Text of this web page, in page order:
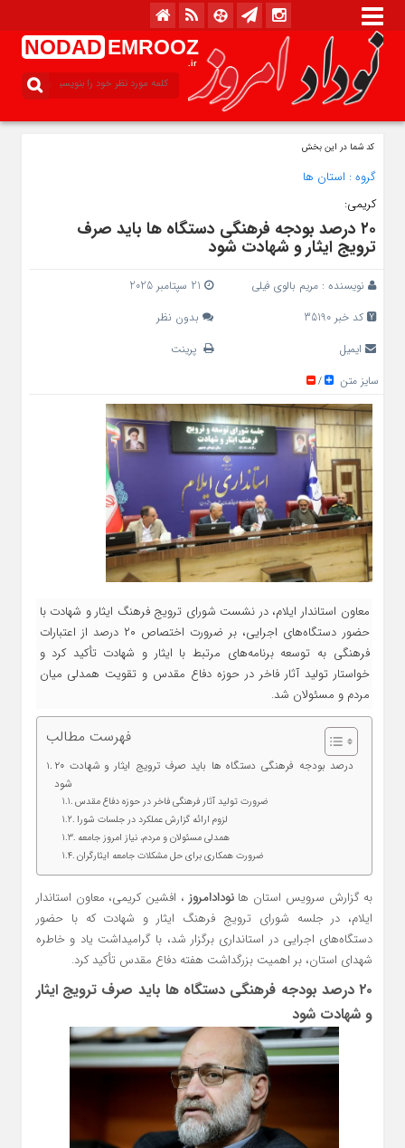
NODAD EMROOZ
.ir
کد شما در این بخش
گروه : استان ها
کریمی:
۲۰ درصد بودجه فرهنگی دستگاه‌ ها باید صرف
ترویج ایثار و شهادت شود
نویسنده : مریم بالوی فیلی
کد خبر 35190
بدون نظر
ایمیل
پرینت
سایز متن
/
معاون استاندار ایلام، در نشست شورای ترویج فرهنگ ایثار و شهادت با
حضور دستگاه‌های اجرایی، بر ضرورت اختصاص ۲۰ درصد از اعتبارات
فرهنگی به توسعه برنامه‌های مرتبط با ایثار و شهادت تأکید کرد و
خواستار تولید آثار فاخر در حوزه دفاع مقدس و تقویت همدلی میان
مردم و مسئولان شد.
فهرست مطالب
۲۰ درصد بودجه فرهنگی دستگاه‌ ها باید صرف ترویج ایثار و شهادت
شود
ضرورت تولید آثار فرهنگی فاخر در حوزه دفاع مقدس
لزوم ارائه گزارش عملکرد در جلسات شورا
همدلی مسئولان و مردم، نیاز امروز جامعه
ضرورت همکاری برای حل مشکلات جامعه ایثارگران
به گزارش سرویس استان هانودادامروز ، افشین کریمی، معاون استاندار
ایلام، در جلسه شورای ترویج فرهنگ ایثار و شهادت که با حضور
دستگاه‌های اجرایی در استانداری برگزار شد، با گرامیداشت یاد و خاطره
شهدای استان، بر اهمیت بزرگداشت هفته دفاع مقدس تأکید کرد.
۲۰ درصد بودجه فرهنگی دستگاه‌ ها باید صرف ترویج ایثار
و شهادت شود